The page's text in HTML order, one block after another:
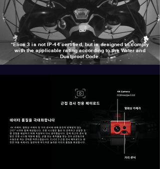
*Elios 3 is not IP-44 certified, but is designed to comply
with the applicable rating according to the Water and
Dustproof Code.